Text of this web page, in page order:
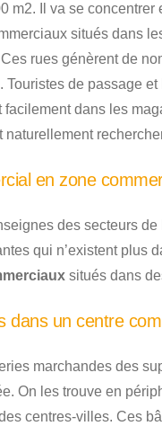
m2. Il va se
situés dans
rues génèrent de
de passage
facilement dans les
en zone
des secteurs
qui n’existent plus
situés dans
dans un centre
marchandes des
On les trouve en
centres-villes. Ces